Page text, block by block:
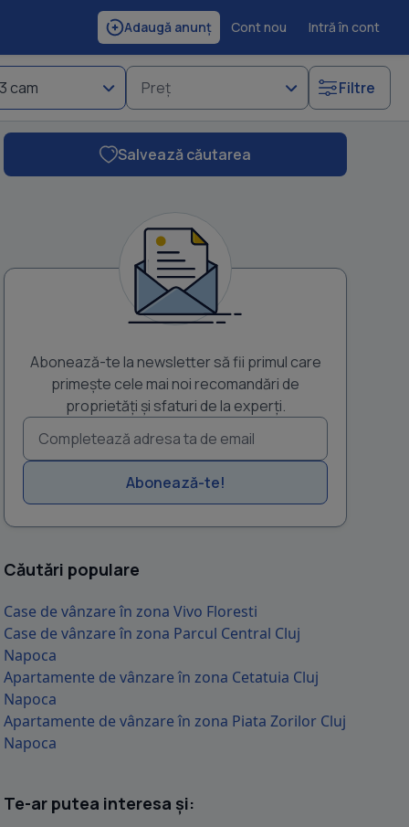
Adaugă anunț Cont nou Intră în cont
3 cam Preț Filtre
Salvează căutarea
Abonează-te la newsletter să fii primul care
primește cele mai noi recomandări de
proprietăți și sfaturi de la experți.
Abonează-te!
Căutări populare
Case de vânzare în zona Vivo Floresti
Case de vânzare în zona Parcul Central Cluj
Napoca
Apartamente de vânzare în zona Cetatuia Cluj
Napoca
Apartamente de vânzare în zona Piata Zorilor Cluj
Napoca
Te-ar putea interesa și: